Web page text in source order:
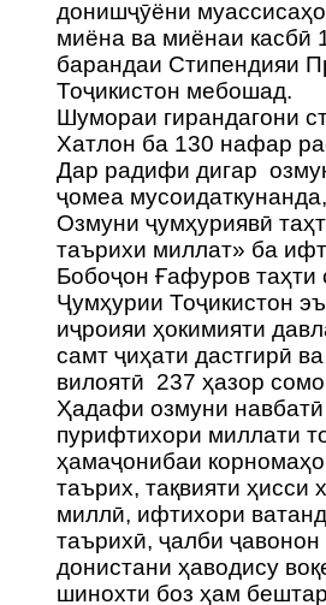
донишҷӯёни
миёна ва миёнаи касбӣ
барандаи Стипендияи
Тоҷикистон мебошад.
Шумораи гирандагони
Хатлон ба 130 нафар
Дар радифи дигар
ҷомеа
Озмуни ҷумҳуриявӣ
таърихи миллат» ба
Бобоҷон Ғафуров таҳти
Ҷумҳурии Тоҷикистон
иҷроияи ҳокимияти
самт ҷиҳати дастгирӣ
вилоятӣ 237 ҳазор
Ҳадафи озмуни
пурифтихори миллати
ҳамаҷонибаи
таърих, тақвияти ҳисси
миллӣ, ифтихори
таърихӣ, ҷалби
донистани ҳаводису
шинохти боз ҳам